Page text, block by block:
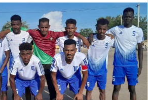
س
ل
ب
ر
ي
د
ا
إ